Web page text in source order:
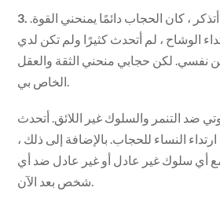
، كان الحجاب دائمًا يمنحني القوة.
الوشاح ، لم أتحدث كثيرًا ولم تكن لدي
نفسي. لكن حجابي منحني الثقة والعقل
الخاص بي.
ضد التنمر والسلوك غير اللائق. أتحدث
النساء للحجاب. بالإضافة إلى ذلك ،
مع أي سلوك غير عادل أو غير عادل ضد أي
شخص بعد الآن.